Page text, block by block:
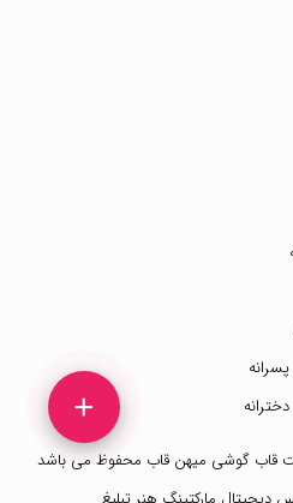
قاب گوشی میهن قاب محفوظ می باشد
+